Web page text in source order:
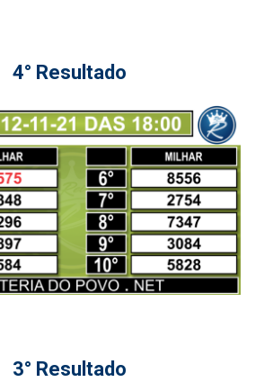
4° Resultado
3° Resultado